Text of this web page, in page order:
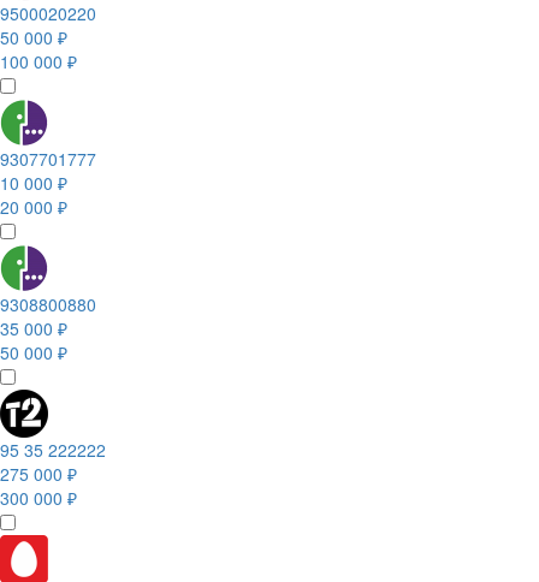
9500020220
50 000 ₽
100 000 ₽
9307701777
10 000 ₽
20 000 ₽
9308800880
35 000 ₽
50 000 ₽
95 35 222222
275 000 ₽
300 000 ₽